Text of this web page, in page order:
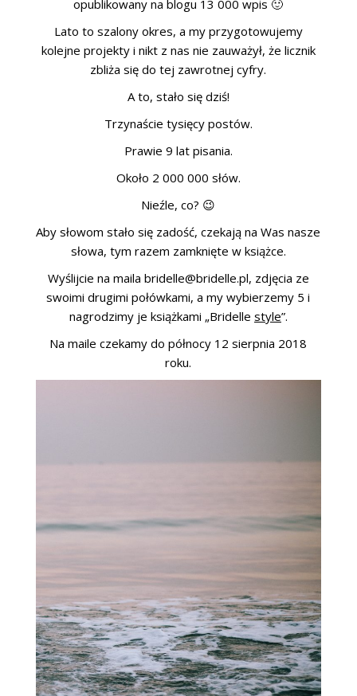
ŚLUBNE STYLE
MAGAZYNY
opublikowany na blogu 13 000 wpis 🙂
Lato to szalony okres, a my przygotowujemy
kolejne projekty i nikt z nas nie zauważył, że licznik
zbliża się do tej zawrotnej cyfry.
A to, stało się dziś!
Trzynaście tysięcy postów.
Prawie 9 lat pisania.
Około 2 000 000 słów.
Nieźle, co? 😉
Aby słowom stało się zadość, czekają na Was nasze
słowa, tym razem zamknięte w książce.
Wyślijcie na maila bridelle@bridelle.pl, zdjęcia ze
swoimi drugimi połówkami, a my wybierzemy 5 i
nagrodzimy je książkami „Bridelle style”.
Na maile czekamy do północy 12 sierpnia 2018
roku.